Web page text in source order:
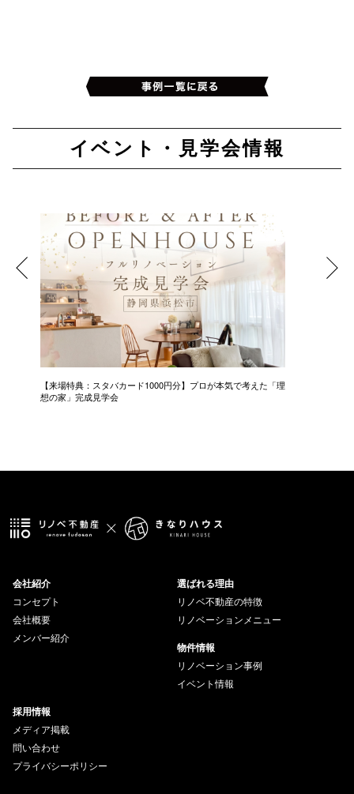
イベント・見学会情報
【来場特典：スタバカード1000円分】プロが本気で考えた「理
想の家」完成見学会
会社紹介
コンセプト
会社概要
メンバー紹介
選ばれる理由
リノベ不動産の特徴
リノベーションメニュー
物件情報
リノベーション事例
イベント情報
採用情報
メディア掲載
問い合わせ
プライバシーポリシー